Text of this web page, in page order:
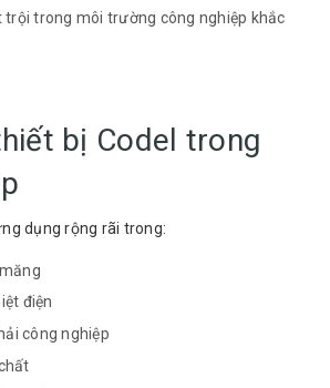
trội trong môi trường công nghiệp khắc
bị Codel trong
dụng rộng rãi trong:
điện
công nghiệp